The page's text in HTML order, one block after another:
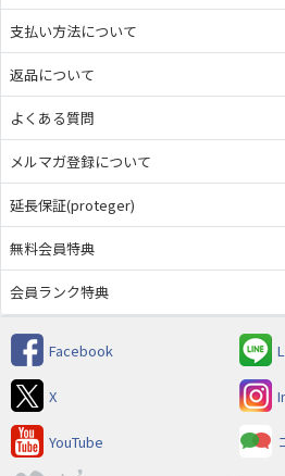
支払い方法について
返品について
よくある質問
メルマガ登録について
延長保証(proteger)
無料会員特典
会員ランク特典
Facebook
X
YouTube